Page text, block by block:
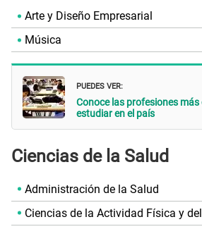
Arte y Diseño Empresarial
Música
PUEDES VER:
Conoce las profesiones
estudiar en el país
Ciencias de la Salud
Administración de la Salud
Ciencias de la Actividad Física y